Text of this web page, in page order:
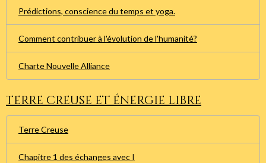
Prédictions, conscience du temps et yoga.
Comment contribuer à l'évolution de l'humanité?
Charte Nouvelle Alliance
Terre creuse et énergie libre
Terre Creuse
Chapitre 1 des échanges avec I